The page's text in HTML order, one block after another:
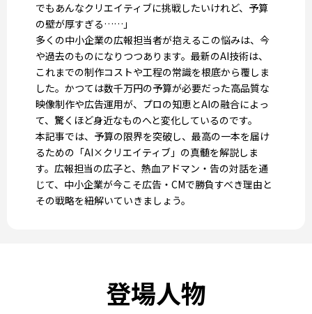
でもあんなクリエイティブに挑戦したいけれど、予算
の壁が厚すぎる……」
多くの中小企業の広報担当者が抱えるこの悩みは、今
や過去のものになりつつあります。最新のAI技術は、
これまでの制作コストや工程の常識を根底から覆しま
した。かつては数千万円の予算が必要だった高品質な
映像制作や広告運用が、プロの知恵とAIの融合によっ
て、驚くほど身近なものへと変化しているのです。
本記事では、予算の限界を突破し、最高の一本を届け
るための「AI×クリエイティブ」の真髄を解説しま
す。広報担当の広子と、熱血アドマン・告の対話を通
じて、中小企業が今こそ広告・CMで勝負すべき理由と
その戦略を紐解いていきましょう。
登場人物